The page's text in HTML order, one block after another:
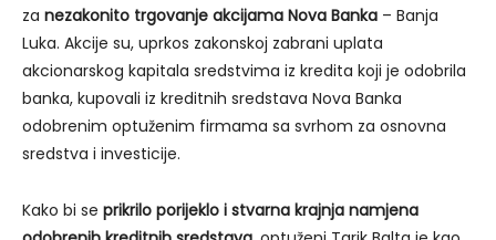
za nezakonito trgovanje akcijama Nova Banka – Banja
Luka. Akcije su, uprkos zakonskoj zabrani uplata
akcionarskog kapitala sredstvima iz kredita koji je odobrila
banka, kupovali iz kreditnih sredstava Nova Banka
odobrenim optuženim firmama sa svrhom za osnovna
sredstva i investicije.
Kako bi se prikrilo porijeklo i stvarna krajnja namjena